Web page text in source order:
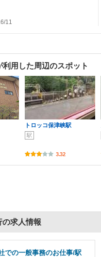
11
利用した周辺のスポット
トロッコ保津峡駅
駅
3.32
の求人情報
での一般事務のお仕事/駅